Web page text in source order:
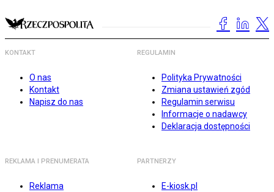
KONTAKT
O nas
Kontakt
Napisz do nas
REGULAMIN
Polityka Prywatności
Zmiana ustawień zgód
Regulamin serwisu
Informacje o nadawcy
Deklaracja dostępności
REKLAMA I PRENUMERATA
Reklama
PARTNERZY
E-kiosk.pl